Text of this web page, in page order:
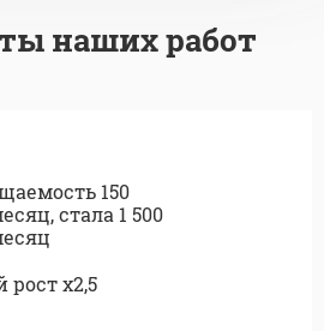
наших работ
150
стала 1 500
х2,5